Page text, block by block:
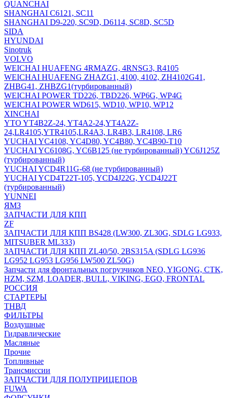
QUANCHAI
SHANGHAI C6121, SC11
SHANGHAI D9-220, SC9D, D6114, SC8D, SC5D
SIDA
HYUNDAI
Sinotruk
VOLVO
WEICHAI HUAFENG 4RMAZG, 4RNSG3, R4105
WEICHAI HUAFENG ZHAZG1, 4100, 4102, ZH4102G41,
ZHBG41, ZHBZG1(турбированный)
WEICHAI POWER TD226, TBD226, WP6G, WP4G
WEICHAI POWER WD615, WD10, WP10, WP12
XINCHAI
YTO YT4B2Z-24, YT4A2-24,YT4A2Z-
24,LR4105,YTR4105,LR4A3, LR4B3, LR4108, LR6
YUCHAI YC4108, YC4D80, YC4B80, YC4B90-T10
YUCHAI YC6108G, YC6B125 (не турбированный) YC6J125Z
(турбированный)
YUCHAI YCD4R11G-68 (не турбированный)
YUCHAI YCD4T22T-105, YCD4J22G, YCD4J22T
(турбированный)
YUNNEI
ЯМЗ
ЗАПЧАСТИ ДЛЯ КПП
ZF
ЗАПЧАСТИ ДЛЯ КПП BS428 (LW300, ZL30G, SDLG LG933,
MITSUBER ML333)
ЗАПЧАСТИ ДЛЯ КПП ZL40/50, 2BS315A (SDLG LG936
LG952 LG953 LG956 LW500 ZL50G)
Запчасти для фронтальных погрузчиков NEO, YIGONG, CTK,
HZM, SZM, LOADER, BULL, VIKING, EGO, FRONTAL
РОССИЯ
СТАРТЕРЫ
ТНВД
ФИЛЬТРЫ
Воздушные
Гидравлические
Масляные
Прочие
Топливные
Трансмиссии
ЗАПЧАСТИ ДЛЯ ПОЛУПРИЦЕПОВ
FUWA